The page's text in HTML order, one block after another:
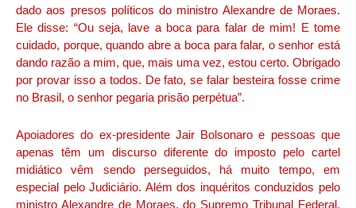
dado aos presos políticos do ministro Alexandre de Moraes.
Ele disse: “Ou seja, lave a boca para falar de mim! E tome
cuidado, porque, quando abre a boca para falar, o senhor está
dando razão a mim, que, mais uma vez, estou certo. Obrigado
por provar isso a todos. De fato, se falar besteira fosse crime
no Brasil, o senhor pegaria prisão perpétua”.
Apoiadores do ex-presidente Jair Bolsonaro e pessoas que
apenas têm um discurso diferente do imposto pelo cartel
midiático vêm sendo perseguidos, há muito tempo, em
especial pelo Judiciário. Além dos inquéritos conduzidos pelo
ministro Alexandre de Moraes, do Supremo Tribunal Federal,